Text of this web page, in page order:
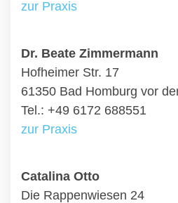
zur Praxis
Dr. Beate Zimmermann
Hofheimer Str. 17
61350 Bad Homburg vor
Tel.: +49 6172 688551
zur Praxis
Catalina Otto
Die Rappenwiesen 24